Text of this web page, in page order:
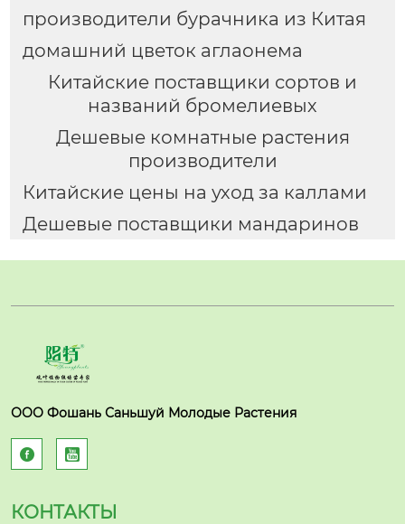
производители бурачника из Китая
домашний цветок аглаонема
Китайские поставщики сортов и
названий бромелиевых
Дешевые комнатные растения
производители
Китайские цены на уход за каллами
Дешевые поставщики мандаринов
ООО Фошань Саньшуй Молодые Растения
 
КОНТАКТЫ